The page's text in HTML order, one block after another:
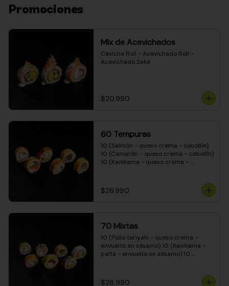
Promociones
Mix de Acevichados
Ceviche Roll - Acevichado Roll -
Acevichado Sake
$20.990
60 Tempuras
10 (Salmón - queso crema - cebollín)
10 (Camarón - queso crema - cebollín)
10 (Kanikama - queso crema -
crema - cebollín) 10 (Carne - queso
crema - cebollín)
$26.990
70 Mixtas
10 (Pollo teriyaki - queso crema -
envuelto en sésamo) 10 (Kanikama -
palta - envuelto en sésamo) 10
- envuelto en queso crema) 10
$28.990